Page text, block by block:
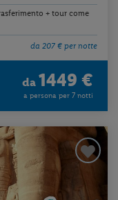
+ tour come
da 207 € per notte
da 1449 €
a persona per 7 notti